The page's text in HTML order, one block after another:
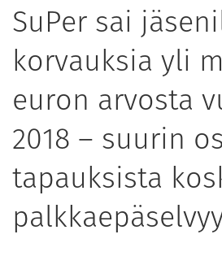
SuPer sai
korvauksia yli
euron arvosta
2018 – suurin
tapauksista